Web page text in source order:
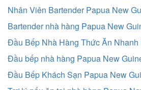
Nhân Viên Bartender Papua New
Bartender nhà hàng Papua New
Đầu Bếp Nhà Hàng Thức Ăn
Đầu bếp nhà hàng Papua New
Đầu Bếp Khách Sạn Papua New